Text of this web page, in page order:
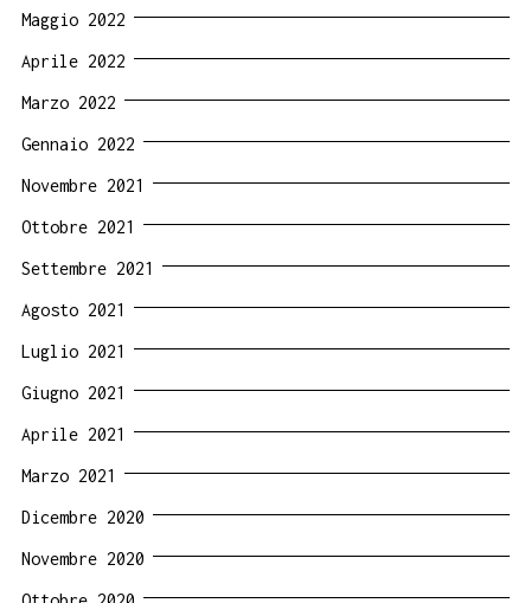
Maggio 2022
Aprile 2022
Marzo 2022
Gennaio 2022
Novembre 2021
Ottobre 2021
Settembre 2021
Agosto 2021
Luglio 2021
Giugno 2021
Aprile 2021
Marzo 2021
Dicembre 2020
Novembre 2020